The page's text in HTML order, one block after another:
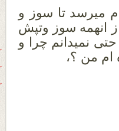
میرسد تا سوز و
انهمه سوز وتپش
نمیدانم چرا و
ام من ؟،